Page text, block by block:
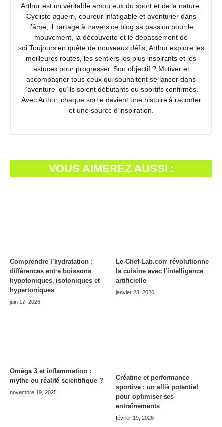
Arthur est un véritable amoureux du sport et de la nature.
Cycliste aguerri, coureur infatigable et aventurier dans
l’âme, il partage à travers ce blog sa passion pour le
mouvement, la découverte et le dépassement de
soi.Toujours en quête de nouveaux défis, Arthur explore les
meilleures routes, les sentiers les plus inspirants et les
astuces pour progresser. Son objectif ? Motiver et
accompagner tous ceux qui souhaitent se lancer dans
l’aventure, qu’ils soient débutants ou sportifs confirmés.
Avec Arthur, chaque sortie devient une histoire à raconter
et une source d’inspiration.
VOUS AIMEREZ AUSSI :
Comprendre l’hydratation :
différences entre boissons
hypotoniques, isotoniques et
hypertoniques
juin 17, 2026
Le-Chef-Lab.com révolutionne
la cuisine avec l’intelligence
artificielle
janvier 23, 2026
Oméga 3 et inflammation :
mythe ou réalité scientifique ?
novembre 19, 2025
Créatine et performance
sportive : un allié potentiel
pour optimiser ses
entraînements
février 19, 2026